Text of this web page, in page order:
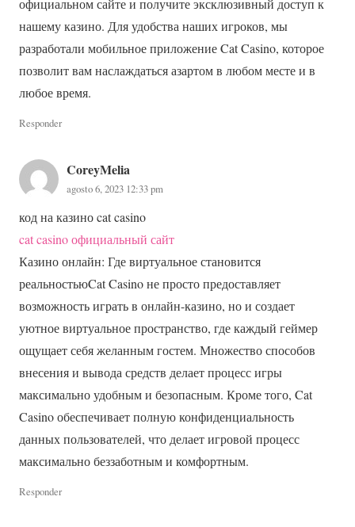
официальном сайте и получите эксклюзивный доступ к
нашему казино. Для удобства наших игроков, мы
разработали мобильное приложение Cat Casino, которое
позволит вам наслаждаться азартом в любом месте и в
любое время.
Responder
CoreyMelia
agosto 6, 2023 12:33 pm
код на казино cat casino
cat casino официальный сайт
Казино онлайн: Где виртуальное становится
реальностьюCat Casino не просто предоставляет
возможность играть в онлайн-казино, но и создает
уютное виртуальное пространство, где каждый геймер
ощущает себя желанным гостем. Множество способов
внесения и вывода средств делает процесс игры
максимально удобным и безопасным. Кроме того, Cat
Casino обеспечивает полную конфиденциальность
данных пользователей, что делает игровой процесс
максимально беззаботным и комфортным.
Responder